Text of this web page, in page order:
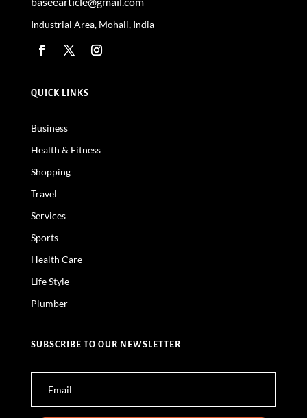
Industrial Area, Mohali, India
QUICK LINKS
Business
Health & Fitness
Shopping
Travel
Services
Sports
Health Care
Life Style
Plumber
SUBSCRIBE TO OUR NEWSLETTER